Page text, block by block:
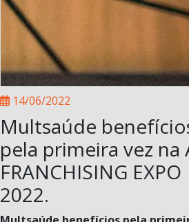
14/06/2022
Multsaúde
pela primeira vez na
FRANCHISING EXPO
2022.